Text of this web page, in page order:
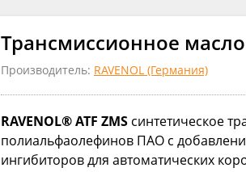
Трансмиссионное масло
Производитель: RAVENOL (Германия)
RAVENOL® ATF ZMS синтетическое
полиальфаолефинов ПАО с
ингибиторов для автоматических